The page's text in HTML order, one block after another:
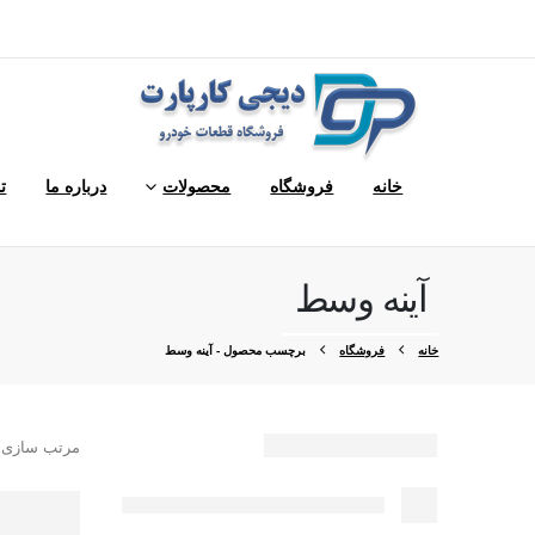
خانه فروشگاه محصولات درباره ما
آینه وسط
خانه فروشگاه برچسب محصول - آینه وسط
مرتب